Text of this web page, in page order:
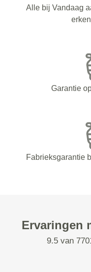
Alle bij Vandaag
Garantie
Fabrieksgarantie
Ervaringen
9.5 van